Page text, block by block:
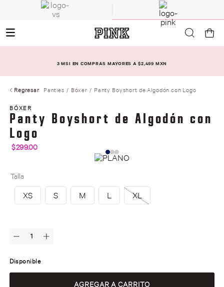
3 MSI EN COMPRAS MAYORES A $2,499 MXN
Regresar Panties Bóxer Panty Boyshort de Algodón con Logo
BÓXER
Panty Boyshort de Algodón con
Logo
$299.00
Talla
XS S M L XL
Disponible